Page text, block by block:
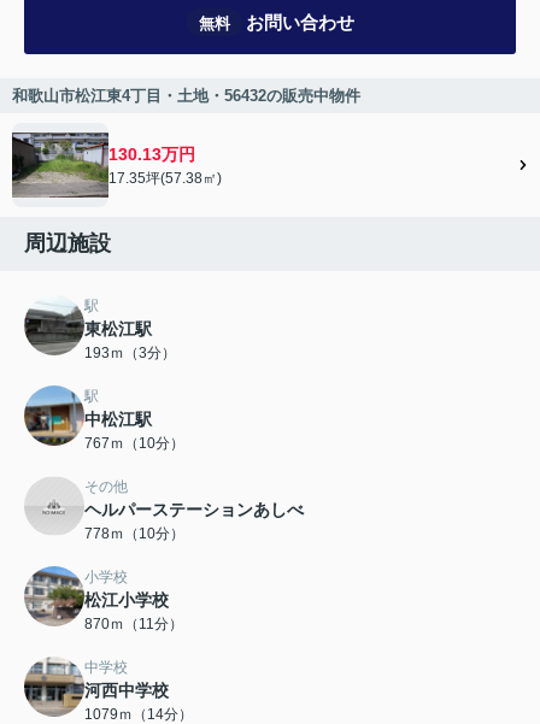
無料 お問い合わせ
和歌山市松江東4丁目・土地・56432の販売中物件
130.13万円
17.35坪(57.38㎡)
周辺施設
駅
東松江駅
193ｍ（3分）
駅
中松江駅
767ｍ（10分）
その他
ヘルパーステーションあしべ
778ｍ（10分）
小学校
松江小学校
870ｍ（11分）
中学校
河西中学校
1079ｍ（14分）